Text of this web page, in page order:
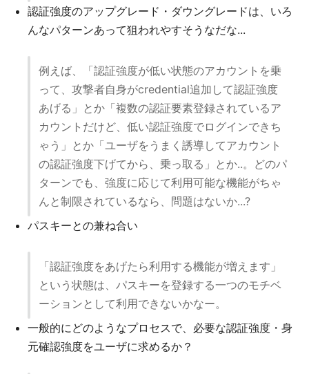
認証強度のアップグレード・ダウングレードは、いろ
んなパターンあって狙われやすそうなだな...
例えば、「認証強度が低い状態のアカウントを乗
って、攻撃者自身がcredential追加して認証強度
あげる」とか「複数の認証要素登録されているア
カウントだけど、低い認証強度でログインできち
ゃう」とか「ユーザをうまく誘導してアカウント
の認証強度下げてから、乗っ取る」とか..。どのパ
ターンでも、強度に応じて利用可能な機能がちゃ
んと制限されているなら、問題はないか...?
パスキーとの兼ね合い
「認証強度をあげたら利用する機能が増えます」
という状態は、パスキーを登録する一つのモチベ
ーションとして利用できないかなー。
一般的にどのようなプロセスで、必要な認証強度・身
元確認強度をユーザに求めるか？